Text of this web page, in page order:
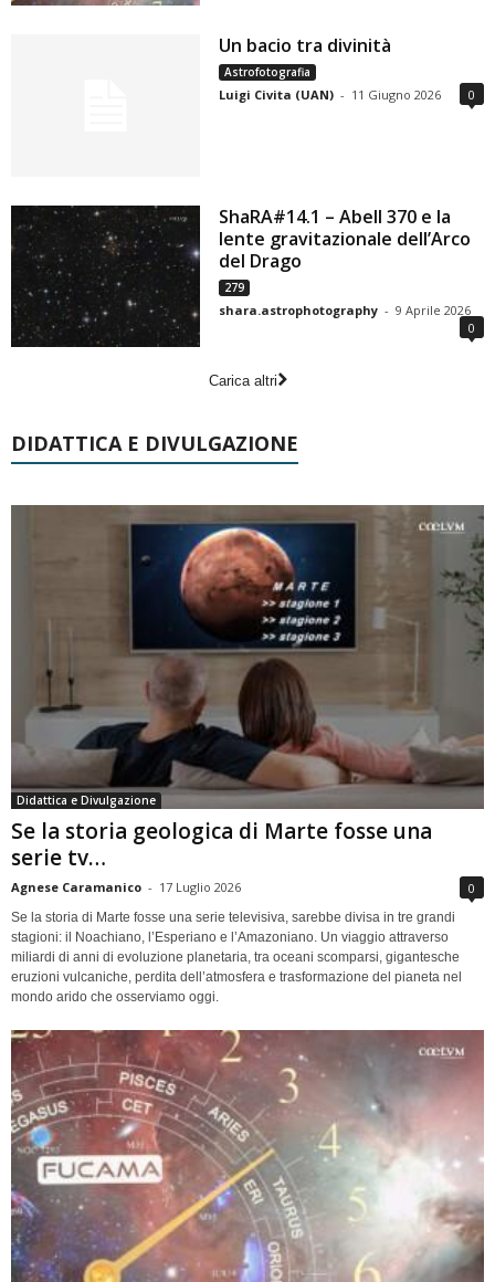
Un bacio tra divinità
Astrofotografia
Luigi Civita (UAN) - 11 Giugno 2026 0
ShaRA#14.1 – Abell 370 e la
lente gravitazionale dell’Arco
del Drago
279
shara.astrophotography - 9 Aprile 2026
0
Carica altri
DIDATTICA E DIVULGAZIONE
Didattica e Divulgazione
Se la storia geologica di Marte fosse una
serie tv…
Agnese Caramanico - 17 Luglio 2026 0
Se la storia di Marte fosse una serie televisiva, sarebbe divisa in tre grandi
stagioni: il Noachiano, l’Esperiano e l’Amazoniano. Un viaggio attraverso
miliardi di anni di evoluzione planetaria, tra oceani scomparsi, gigantesche
eruzioni vulcaniche, perdita dell’atmosfera e trasformazione del pianeta nel
mondo arido che osserviamo oggi.